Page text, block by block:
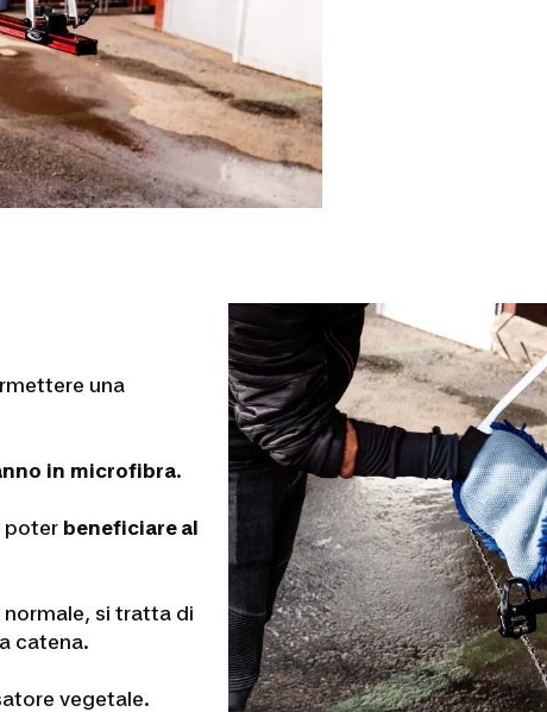
una
in microfibra.
poter beneficiare al
si tratta di
catena.
vegetale.